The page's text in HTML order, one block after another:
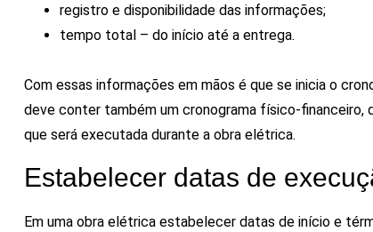
registro e disponibilidade das informações;
tempo total – do início até a entrega.
Com essas informações em mãos é que se inicia o
deve conter também um cronograma físico-
que será executada durante a obra elétrica.
Estabelecer datas de
Em uma obra elétrica estabelecer datas de início e